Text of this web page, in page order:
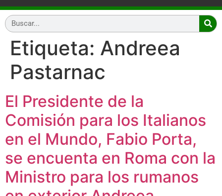
Etiqueta: Andreea
Pastarnac
El Presidente de la
Comisión para los Italianos
en el Mundo, Fabio Porta,
se encuenta en Roma con la
Ministro para los rumanos